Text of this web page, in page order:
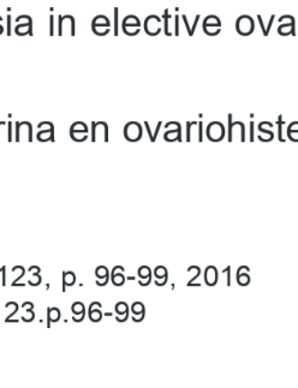
in    elective
en
p. 96-99, 2016
99